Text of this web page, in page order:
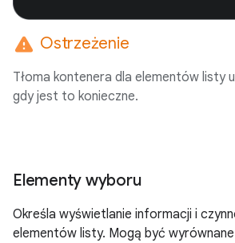
warning Ostrzeżenie
Tłoma kontenera dla elementów listy
gdy jest to konieczne.
Elementy wyboru
Określa wyświetlanie informacji i
elementów listy. Mogą być